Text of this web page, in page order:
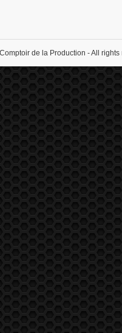
de la Production - All rights